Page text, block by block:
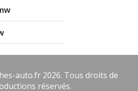
auto.fr 2026. Tous droits de
réservés.